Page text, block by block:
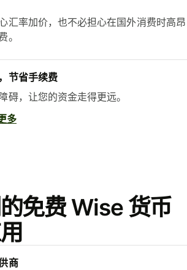
汇率加价，也不必担心在国外消费时高昂
。
节省手续费
碍，让您的资金走得更远。
多
免费 Wise 货币
商